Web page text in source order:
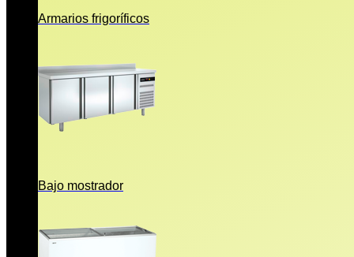
Armarios frigoríficos
Bajo mostrador